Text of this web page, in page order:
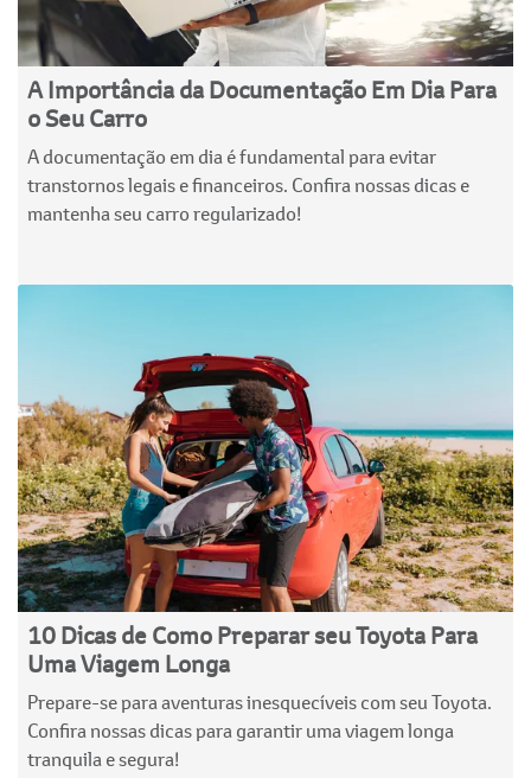
A Importância da Documentação Em Dia Para
o Seu Carro
A documentação em dia é fundamental para evitar
transtornos legais e financeiros. Confira nossas dicas e
mantenha seu carro regularizado!
10 Dicas de Como Preparar seu Toyota Para
Uma Viagem Longa
Prepare-se para aventuras inesquecíveis com seu Toyota.
Confira nossas dicas para garantir uma viagem longa
tranquila e segura!